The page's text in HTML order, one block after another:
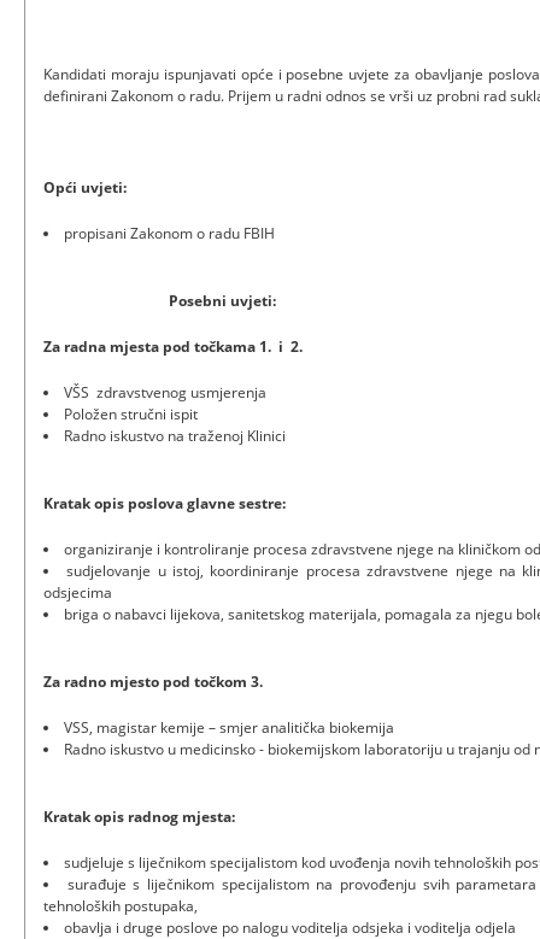
Kandidati moraju ispunjavati opće i posebne uvjete za obavljanje
definirani Zakonom o radu. Prijem u radni odnos se vrši uz probni rad
Opći uvjeti:
propisani Zakonom o radu FBIH
Posebni uvjeti:
Za radna mjesta pod točkama 1. i 2.
VŠS zdravstvenog usmjerenja
Položen stručni ispit
Radno iskustvo na traženoj Klinici
Kratak opis poslova glavne sestre:
organiziranje i kontroliranje procesa zdravstvene njege na kliničkom
sudjelovanje u istoj, koordiniranje procesa zdravstvene njege na
odsjecima
briga o nabavci lijekova, sanitetskog materijala, pomagala za njegu
Za radno mjesto pod točkom 3.
VSS, magistar kemije – smjer analitička biokemija
Radno iskustvo u medicinsko - biokemijskom laboratoriju u trajanju od
Kratak opis radnog mjesta:
sudjeluje s liječnikom specijalistom kod uvođenja novih tehnoloških
surađuje s liječnikom specijalistom na provođenju svih
tehnoloških postupaka,
obavlja i druge poslove po nalogu voditelja odsjeka i voditelja odjela